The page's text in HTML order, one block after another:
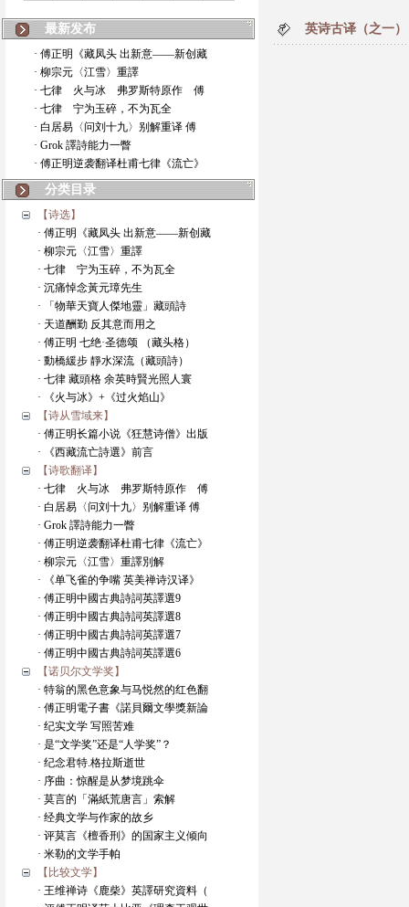
最新发布
· 傅正明《藏凤头 出新意——新创藏
· 柳宗元〈江雪〉重譯
· 七律 火与冰 弗罗斯特原作 傅
· 七律 宁为玉碎，不为瓦全
· 白居易〈问刘十九〉别解重译 傅
· Grok 譯詩能力一瞥
· 傅正明逆袭翻译杜甫七律《流亡》
分类目录
【诗选】
· 傅正明《藏凤头 出新意——新创藏
· 柳宗元〈江雪〉重譯
· 七律 宁为玉碎，不为瓦全
· 沉痛悼念黃元璋先生
· 「物華天寶人傑地靈」藏頭詩
· 天道酬勤 反其意而用之
· 傅正明 七绝·圣德颂 （藏头格）
· 動橋緩步 靜水深流（藏頭詩）
· 七律 藏頭格 余英時賢光照人寰
· 《火与冰》+《过火焰山》
【诗从雪域来】
· 傅正明长篇小说《狂慧诗僧》出版
· 《西藏流亡詩選》前言
【诗歌翻译】
· 七律 火与冰 弗罗斯特原作 傅
· 白居易〈问刘十九〉别解重译 傅
· Grok 譯詩能力一瞥
· 傅正明逆袭翻译杜甫七律《流亡》
· 柳宗元〈江雪〉重譯別解
· 《单飞雀的争嘴 英美禅诗汉译》
· 傅正明中國古典詩詞英譯選9
· 傅正明中國古典詩詞英譯選8
· 傅正明中國古典詩詞英譯選7
· 傅正明中國古典詩詞英譯選6
【诺贝尔文学奖】
· 特翁的黑色意象与马悦然的红色翻
· 傅正明電子書《諾貝爾文學獎新論
· 纪实文学 写照苦难
· 是“文学奖”还是“人学奖”？
· 纪念君特.格拉斯逝世
· 序曲：惊醒是从梦境跳伞
· 莫言的「滿紙荒唐言」索解
· 经典文学与作家的故乡
· 评莫言《檀香刑》的国家主义倾向
· 米勒的文学手帕
【比较文学】
· 王维禅诗《鹿柴》英譯研究資料（
英诗古译（之一）